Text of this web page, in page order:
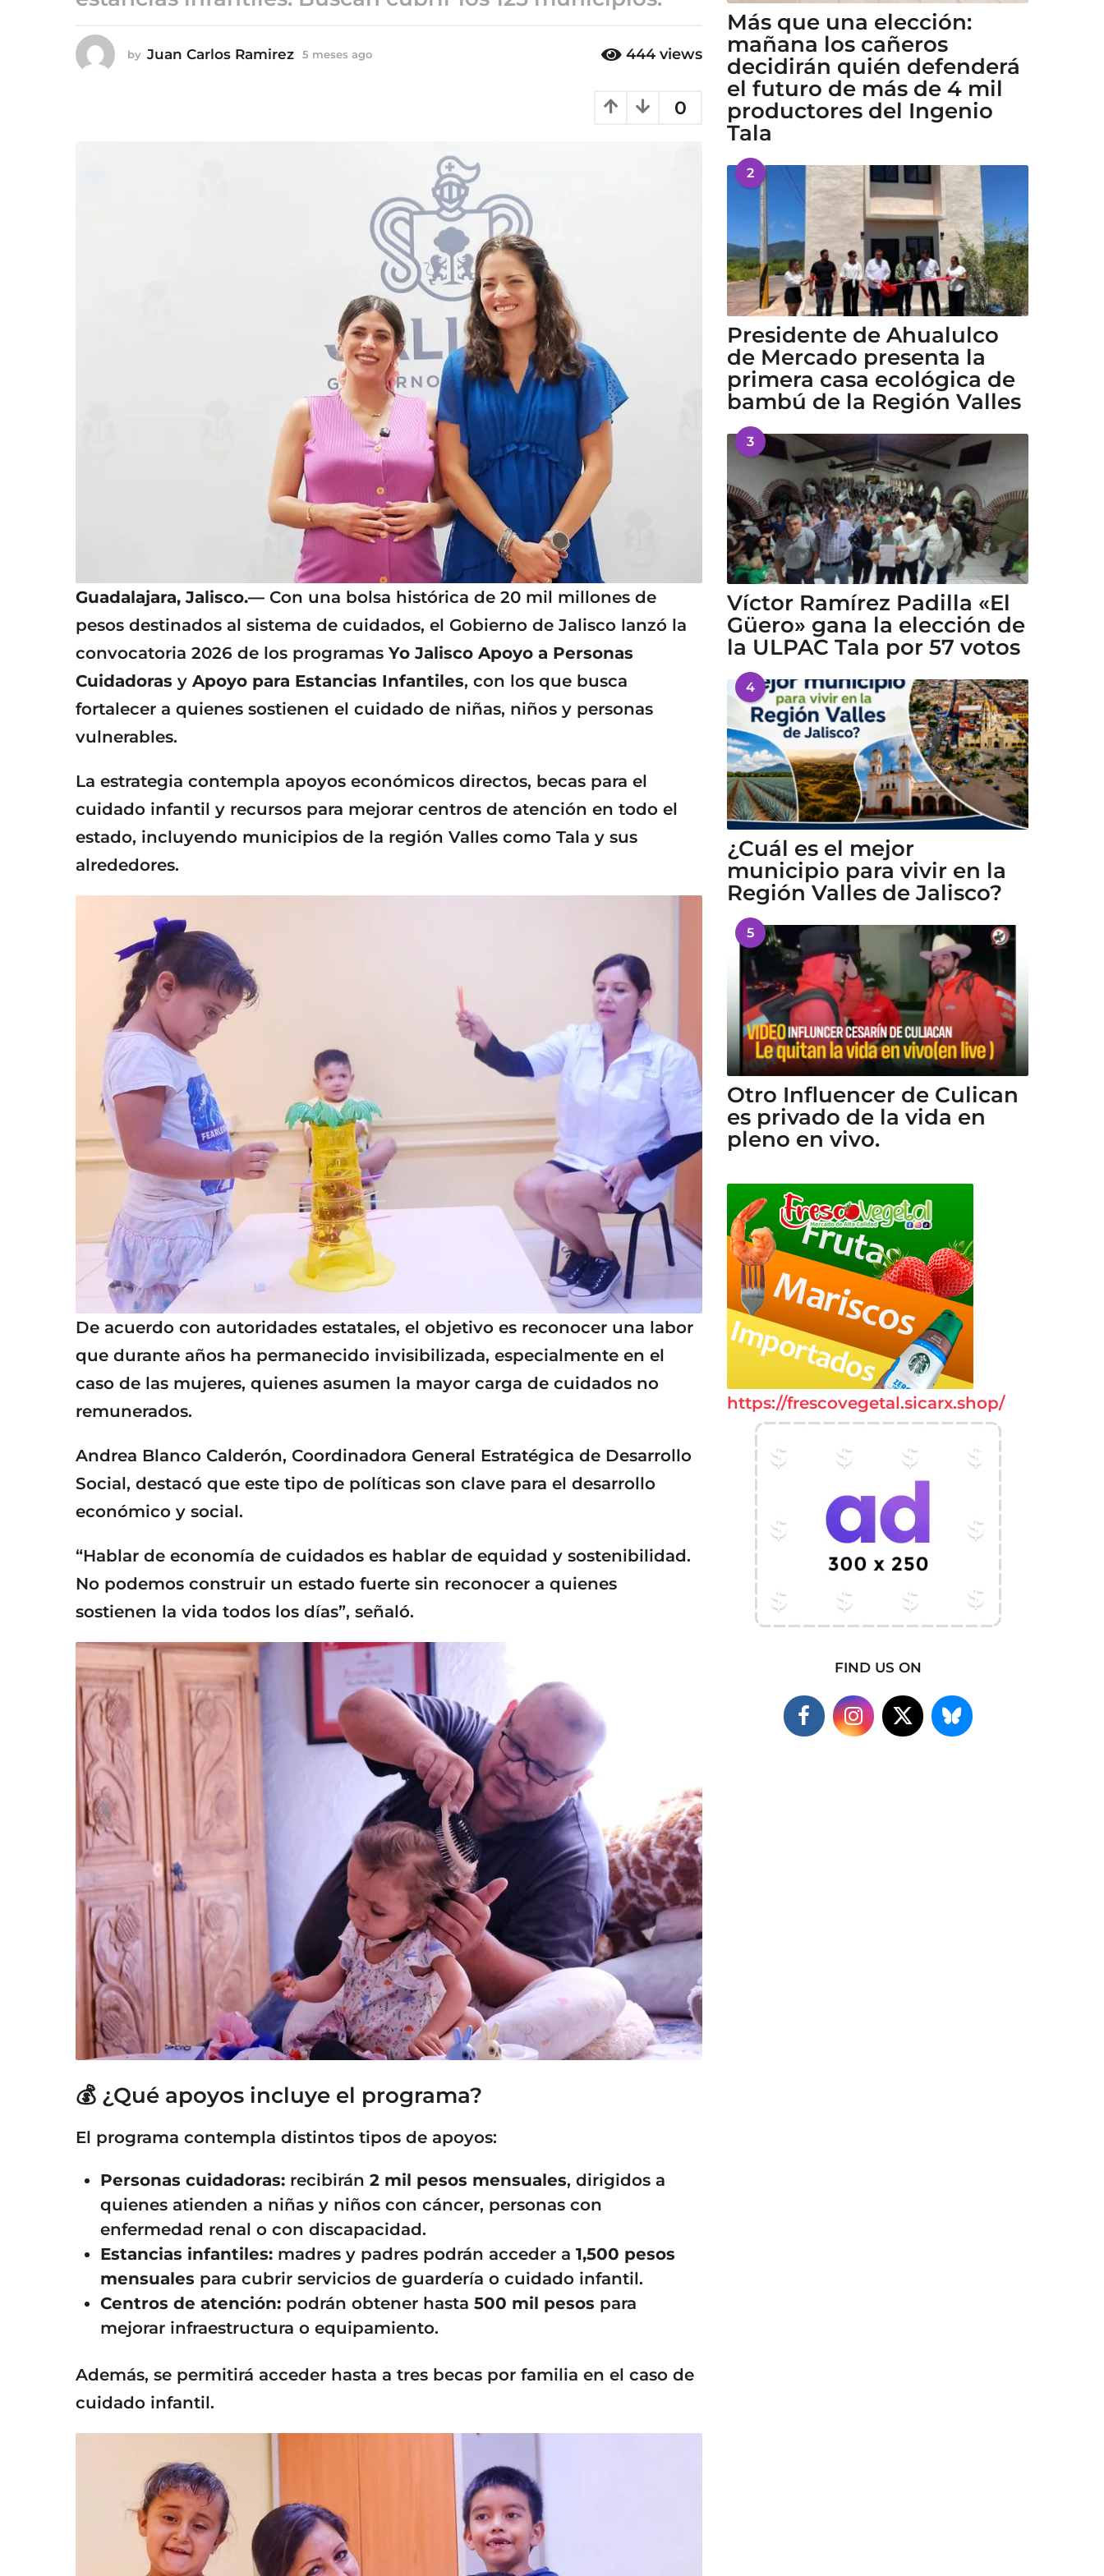
5
e
s
by Juan Carlos Ramirez 5 meses ago 444 views
0
Guadalajara, Jalisco.— Con una bolsa histórica de 20 mil millones de
pesos destinados al sistema de cuidados, el Gobierno de Jalisco lanzó la
convocatoria 2026 de los programas Yo Jalisco Apoyo a Personas
Cuidadoras y Apoyo para Estancias Infantiles, con los que busca
fortalecer a quienes sostienen el cuidado de niñas, niños y personas
vulnerables.
La estrategia contempla apoyos económicos directos, becas para el
cuidado infantil y recursos para mejorar centros de atención en todo el
estado, incluyendo municipios de la región Valles como Tala y sus
alrededores.
De acuerdo con autoridades estatales, el objetivo es reconocer una labor
que durante años ha permanecido invisibilizada, especialmente en el
caso de las mujeres, quienes asumen la mayor carga de cuidados no
remunerados.
Andrea Blanco Calderón, Coordinadora General Estratégica de Desarrollo
Social, destacó que este tipo de políticas son clave para el desarrollo
económico y social.
“Hablar de economía de cuidados es hablar de equidad y sostenibilidad.
No podemos construir un estado fuerte sin reconocer a quienes
sostienen la vida todos los días”, señaló.
💰 ¿Qué apoyos incluye el programa?
El programa contempla distintos tipos de apoyos:
Personas cuidadoras: recibirán 2 mil pesos mensuales, dirigidos a
quienes atienden a niñas y niños con cáncer, personas con
enfermedad renal o con discapacidad.
Estancias infantiles: madres y padres podrán acceder a 1,500 pesos
mensuales para cubrir servicios de guardería o cuidado infantil.
Centros de atención: podrán obtener hasta 500 mil pesos para
mejorar infraestructura o equipamiento.
Además, se permitirá acceder hasta a tres becas por familia en el caso de
cuidado infantil.
Más que una elección:
mañana los cañeros
decidirán quién defenderá
el futuro de más de 4 mil
productores del Ingenio
Tala
2
Presidente de Ahualulco
de Mercado presenta la
primera casa ecológica de
bambú de la Región Valles
3
Víctor Ramírez Padilla «El
Güero» gana la elección de
la ULPAC Tala por 57 votos
4
¿Cuál es el mejor
municipio para vivir en la
Región Valles de Jalisco?
5
Otro Influencer de Culican
es privado de la vida en
pleno en vivo.
https://frescovegetal.sicarx.shop/
FIND US ON